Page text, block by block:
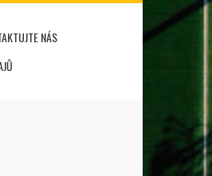
NÁS